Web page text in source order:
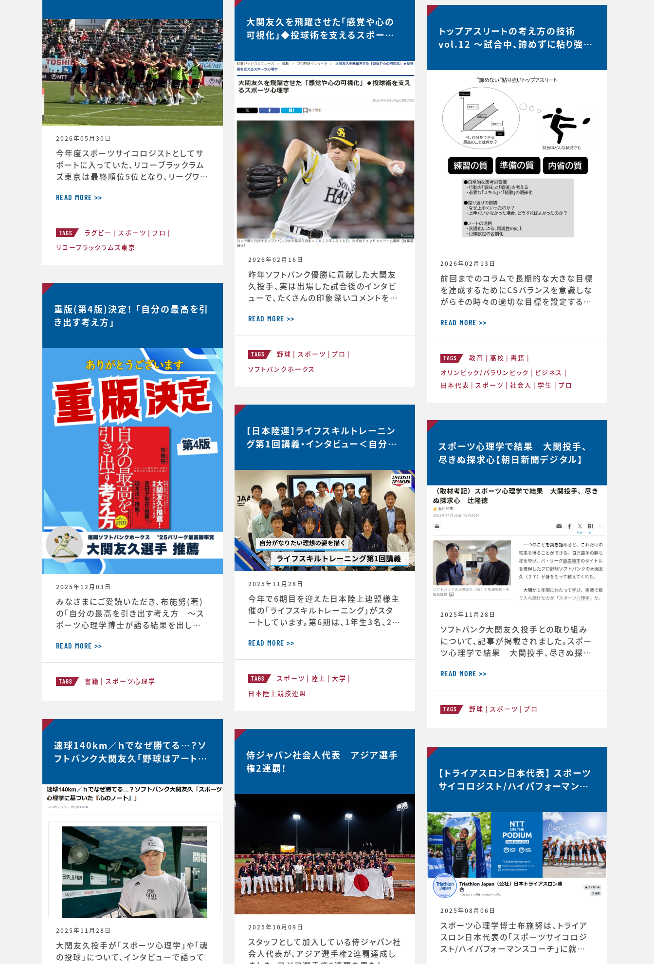
2026年05月30日
今年度スポーツサイコロジストとしてサ
ポートに入っていた、リコーブラックラム
ズ東京は最終順位5位となり、リーグワン
ました。 ◆リーグワン2025-26 ディビジ
ョン1 最終順位5位のお知らせ（リコーブ
ams-tokyo.com/news/informatio
n/2025-2026/20260525a.html
READ MORE >>
TAGS ラグビー スポーツ
プロ
リコーブラックラムズ東京
大関友久を飛躍させた「感覚や心の
可視化」◆投球術を支えるスポーツ
2026年02月16日
昨年ソフトバンク優勝に貢献した大関友
久投手、実は出場した試合後のインタビ
ューで、たくさんの印象深いコメントを発
材を受け、大関選手のコメントの「真意」
をスポーツ心理学の視点から、布施が詳
められています。大関選手の布施の1年
間の取組みの中身が見えてくると思いま
READ MORE >>
TAGS 野球 スポーツ
プロ
ソフトバンクホークス
トップアスリートの考え方の技術
vol.12 〜試合中、諦めずに粘り強い
2026年02月13日
前回までのコラムで長期的な大きな目標
を達成するためにCSバランスを意識しな
がらその時々の適切な目標を設定するこ
バランスを理解することのメリットはそれ
だけにとどまりません。スポーツにおいて
られるような状況が度々起こりますが、 C
S バランスを意識してその時できる最高
のことにチャレンジする習慣が身につく
READ MORE >>
TAGS 教育 高校
書籍
オリンピック/パラリンピック
ビジネス
日本代表
スポーツ 社会人 学生 プロ
重版(第4版)決定！ 「自分の最高を引
き出す考え方」
2025年12月03日
みなさまにご愛読いただき、布施努(著)
の「自分の最高を引き出す考え方 ～ス
ポーツ心理学博士が語る結果を出し続
第4版が決定しました。第4版からの帯に
は、ソフトバンクホークス大関友久投手の
が、より多くのみなさまのお役に立つこと
学博士が語る結果を出し続ける人の
READ MORE >>
TAGS 書籍 スポーツ心理学
【日本陸連】ライフスキルトレーニン
グ第1回講義・インタビュー＜自分が
2025年11月28日
今年で6期目を迎えた日本陸上連盟様主
催の「ライフスキルトレーニング」がスタ
ートしています。第6期は、1年生3名、2年
（https://www.jaaf.or.jp/news/ar
ticle/22881/）が受講生として選出され
受講者のインタビューが掲載されまし
た。https://www.jaaf.or.jp/news/
READ MORE >>
TAGS スポーツ 陸上
大学
日本陸上競技連盟
スポーツ心理学で結果 大関投手、
尽きぬ探求心【朝日新聞デジタル】
2025年11月28日
ソフトバンク大関友久投手との取り組み
について、記事が掲載されました。スポー
ツ心理学で結果 大関投手、尽きぬ探求
w.asahi.com/articles/DA3S16351
620.html
READ MORE >>
TAGS 野球 スポーツ プロ
速球140km／ｈでなぜ勝てる…？ソ
フトバンク大関友久「野球はアートと
2025年11月28日
大関友久投手が「スポーツ心理学」や「魂
の投球」について、インタビューで語って
侍ジャパン社会人代表 アジア選手
権2連覇！
2025年10月09日
スタッフとして加入している侍ジャパン社
会人代表が、アジア選手権2連覇達成し
【トライアスロン日本代表】 スポーツ
サイコロジスト/ハイパフォーマンス
2025年08月06日
スポーツ心理学博士布施努は、トライア
スロン日本代表の「スポーツサイコロジ
スト/ハイパフォーマンスコーチ」に就任し